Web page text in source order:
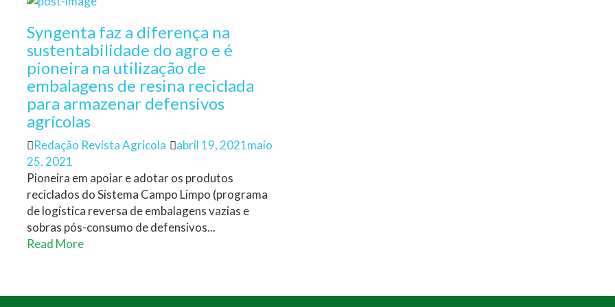
Syngenta faz a diferença na
sustentabilidade do agro e é
pioneira na utilização de
embalagens de resina reciclada
para armazenar defensivos
agrícolas
Author
Redação Revista Agricola
Posted
abril 19, 2021maio
25, 2021
Pioneira em apoiar e adotar os produtos
reciclados do Sistema Campo Limpo (programa
de logística reversa de embalagens vazias e
sobras pós-consumo de defensivos...
Read More